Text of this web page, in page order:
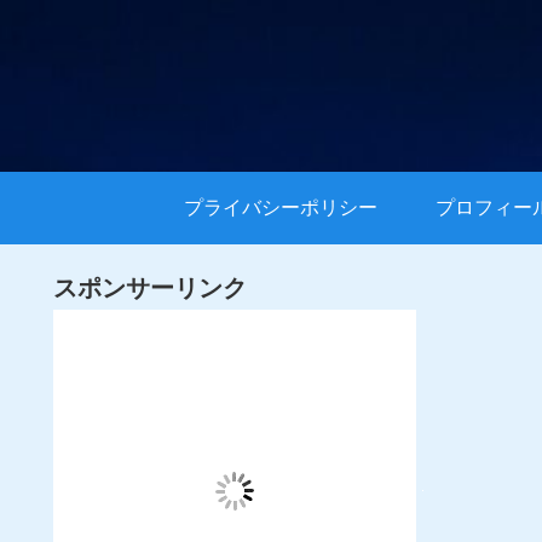
プライバシーポリシー プロフィー
スポンサーリンク